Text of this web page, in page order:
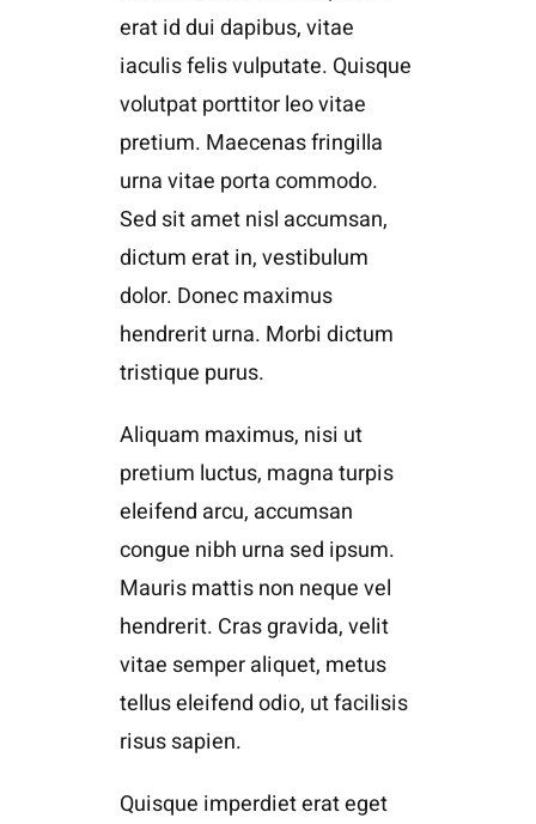
erat id dui dapibus, vitae
iaculis felis vulputate. Quisque
volutpat porttitor leo vitae
pretium. Maecenas fringilla
urna vitae porta commodo.
Sed sit amet nisl accumsan,
dictum erat in, vestibulum
dolor. Donec maximus
hendrerit urna. Morbi dictum
tristique purus.
Aliquam maximus, nisi ut
pretium luctus, magna turpis
eleifend arcu, accumsan
congue nibh urna sed ipsum.
Mauris mattis non neque vel
hendrerit. Cras gravida, velit
vitae semper aliquet, metus
tellus eleifend odio, ut facilisis
risus sapien.
Quisque imperdiet erat eget